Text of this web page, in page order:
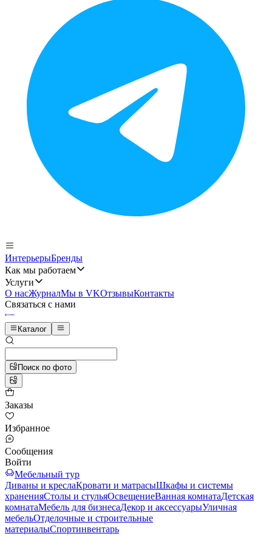
ИнтерьерыБренды
Как мы работаем
Услуги
О насЖурналМы в VKОтзывыКонтакты
Связаться с нами
Каталог
Поиск по фото
Заказы
Избранное
Сообщения
Войти
Мебельный тур
Диваны и креслаКровати и матрасыШкафы и системы
храненияСтолы и стульяОсвещениеВанная комнатаДетская
комнатаМебель для бизнесаДекор и аксессуарыУличная
мебельОтделочные и строительные
материалыСпортинвентарь